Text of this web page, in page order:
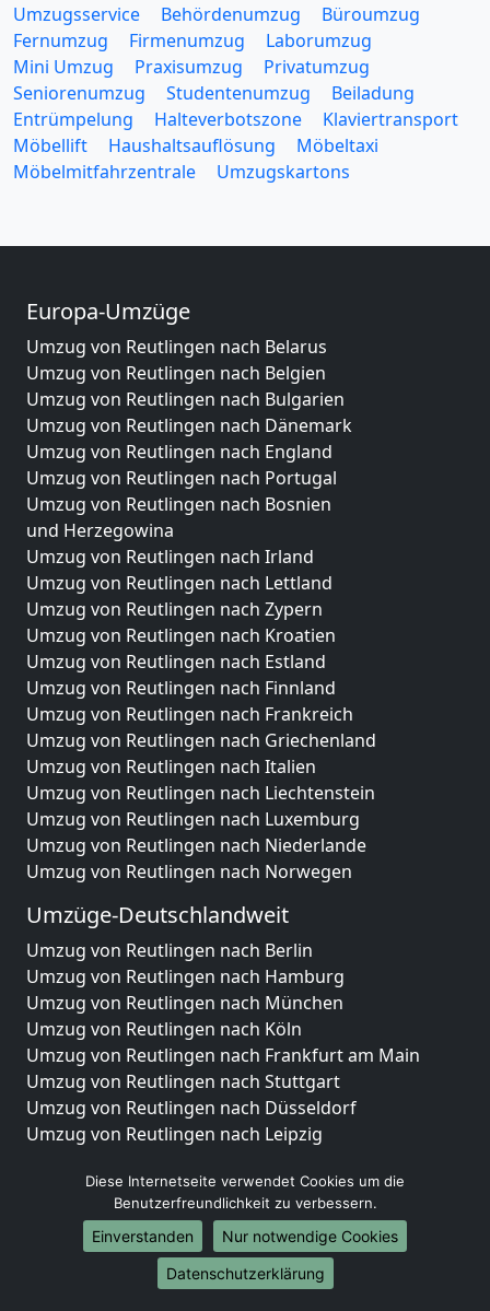
Umzugsservice Behördenumzug
Büroumzug
Fernumzug
Firmenumzug
Laborumzug
Mini Umzug
Praxisumzug
Privatumzug
Seniorenumzug
Studentenumzug
Beiladung
Entrümpelung
Halteverbotszone
Klaviertransport
Möbellift
Haushaltsauflösung
Möbeltaxi
Möbelmitfahrzentrale
Umzugskartons
Europa-Umzüge
Umzug von Reutlingen nach Belarus
Umzug von Reutlingen nach Belgien
Umzug von Reutlingen nach Bulgarien
Umzug von Reutlingen nach Dänemark
Umzug von Reutlingen nach England
Umzug von Reutlingen nach Portugal
Umzug von Reutlingen nach Bosnien
und Herzegowina
Umzug von Reutlingen nach Irland
Umzug von Reutlingen nach Lettland
Umzug von Reutlingen nach Zypern
Umzug von Reutlingen nach Kroatien
Umzug von Reutlingen nach Estland
Umzug von Reutlingen nach Finnland
Umzug von Reutlingen nach Frankreich
Umzug von Reutlingen nach Griechenland
Umzug von Reutlingen nach Italien
Umzug von Reutlingen nach Liechtenstein
Umzug von Reutlingen nach Luxemburg
Umzug von Reutlingen nach Niederlande
Umzug von Reutlingen nach Norwegen
Umzüge-Deutschlandweit
Umzug von Reutlingen nach Berlin
Umzug von Reutlingen nach Hamburg
Umzug von Reutlingen nach München
Umzug von Reutlingen nach Köln
Umzug von Reutlingen nach Frankfurt am Main
Umzug von Reutlingen nach Stuttgart
Umzug von Reutlingen nach Düsseldorf
Umzug von Reutlingen nach Leipzig
Umzug von Reutlingen nach Essen
Umzug von Reutlingen nach Bremen
Umzug von Reutlingen nach Dresden
Umzug von Reutlingen nach Hannover
Umzug von Reutlingen nach Nürnberg
Diese Internetseite verwendet Cookies um die
Benutzerfreundlichkeit zu verbessern.
Einverstanden
Nur notwendige Cookies
Datenschutzerklärung